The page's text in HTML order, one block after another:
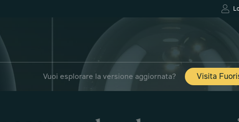
Vuoi esplorare la versione aggiornata? Visita